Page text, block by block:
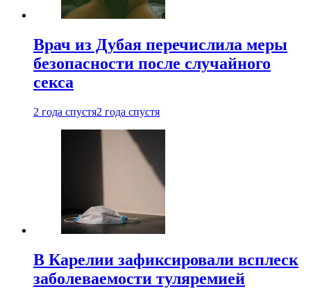
Врач из Дубая перечислила меры
безопасности после случайного
секса
2 года спустя2 года спустя
В Карелии зафиксировали всплеск
заболеваемости туляремией